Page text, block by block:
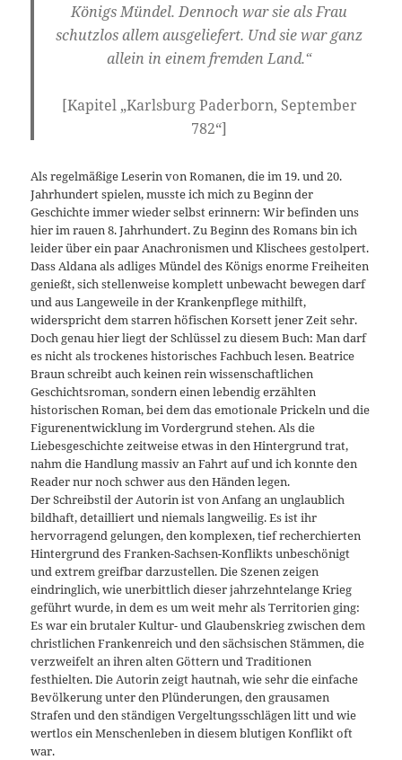
Königs Mündel. Dennoch war sie als Frau
schutzlos allem ausgeliefert. Und sie war ganz
allein in einem fremden Land.“
[Kapitel „Karlsburg Paderborn, September
782“]
Als regelmäßige Leserin von Romanen, die im 19. und 20.
Jahrhundert spielen, musste ich mich zu Beginn der
Geschichte immer wieder selbst erinnern: Wir befinden uns
hier im rauen 8. Jahrhundert. Zu Beginn des Romans bin ich
leider über ein paar Anachronismen und Klischees gestolpert.
Dass Aldana als adliges Mündel des Königs enorme Freiheiten
genießt, sich stellenweise komplett unbewacht bewegen darf
und aus Langeweile in der Krankenpflege mithilft,
widerspricht dem starren höfischen Korsett jener Zeit sehr.
Doch genau hier liegt der Schlüssel zu diesem Buch: Man darf
es nicht als trockenes historisches Fachbuch lesen. Beatrice
Braun schreibt auch keinen rein wissenschaftlichen
Geschichtsroman, sondern einen lebendig erzählten
historischen Roman, bei dem das emotionale Prickeln und die
Figurenentwicklung im Vordergrund stehen. Als die
Liebesgeschichte zeitweise etwas in den Hintergrund trat,
nahm die Handlung massiv an Fahrt auf und ich konnte den
Reader nur noch schwer aus den Händen legen.
Der Schreibstil der Autorin ist von Anfang an unglaublich
bildhaft, detailliert und niemals langweilig. Es ist ihr
hervorragend gelungen, den komplexen, tief recherchierten
Hintergrund des Franken-Sachsen-Konflikts unbeschönigt
und extrem greifbar darzustellen. Die Szenen zeigen
eindringlich, wie unerbittlich dieser jahrzehntelange Krieg
geführt wurde, in dem es um weit mehr als Territorien ging:
Es war ein brutaler Kultur- und Glaubenskrieg zwischen dem
christlichen Frankenreich und den sächsischen Stämmen, die
verzweifelt an ihren alten Göttern und Traditionen
festhielten. Die Autorin zeigt hautnah, wie sehr die einfache
Bevölkerung unter den Plünderungen, den grausamen
Strafen und den ständigen Vergeltungsschlägen litt und wie
wertlos ein Menschenleben in diesem blutigen Konflikt oft
war.